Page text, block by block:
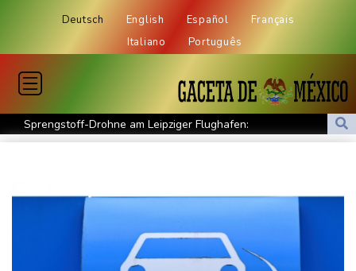
Deutsch English Español
Français
Italiano
Português
Sprengstoff-Drohne am Leipziger Flughafen:
Bundesanwaltschaft übernimmt Ermittlungen
Regierung und Opposition in Venezuela beginnen offiziellen
Dialog - ohne Machado
USA wollen bei Visa-Anträgen offenbar Online-Aktivitäten noch